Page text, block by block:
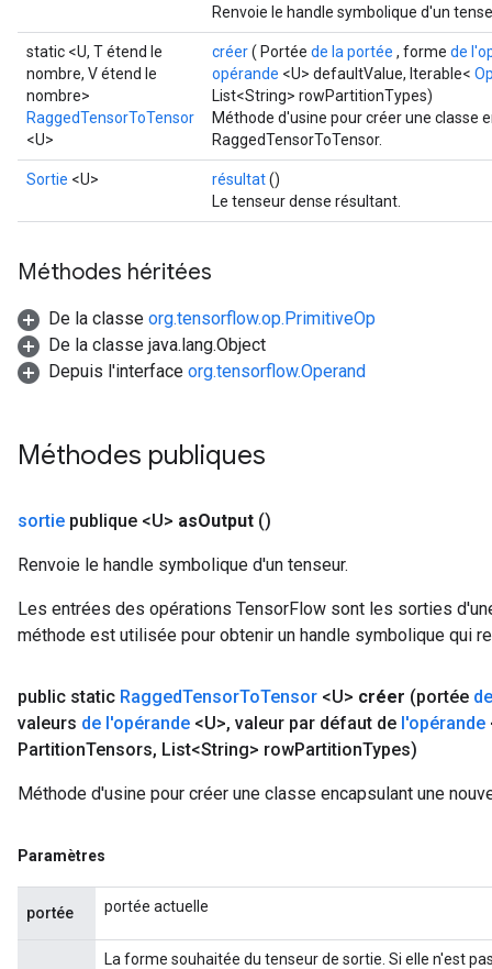
Renvoie le handle symbolique d'un
static <U, T étend le
nombre, V étend le
nombre>
RaggedTensorToTensor
<U>
créer( Portée de la portée , forme de
opérande <U> defaultValue, Iterable<
List<String> rowPartitionTypes)
Méthode d'usine pour créer une classe
RaggedTensorToTensor.
Sortie <U> résultat()
Le tenseur dense résultant.
Méthodes héritées
De la classe org.tensorflow.op.PrimitiveOp
De la classe java.lang.Object
Depuis l'interface org.tensorflow.Operand
Méthodes publiques
sortie publique <U> asOutput ()
Renvoie le handle symbolique d'un tenseur.
Les entrées des opérations TensorFlow sont les sorties
méthode est utilisée pour obtenir un handle symbolique qui
public static RaggedTensorToTensor <U> créer (portée
valeurs de l'opérande <U>, valeur par défaut de l'opérande
PartitionTensors, List<String> rowPartitionTypes)
Méthode d'usine pour créer une classe encapsulant une
Paramètres
portée portée actuelle
La forme souhaitée du tenseur de sortie. Si elle n'est